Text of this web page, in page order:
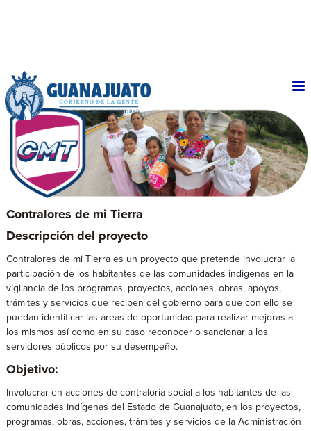
Contralores de mi Tierra
Descripción del proyecto
Contralores de mi Tierra es un proyecto que pretende involucrar la
participación de los habitantes de las comunidades indígenas en la
vigilancia de los programas, proyectos, acciones, obras, apoyos,
trámites y servicios que reciben del gobierno para que con ello se
puedan identificar las áreas de oportunidad para realizar mejoras a
los mismos así como en su caso reconocer o sancionar a los
servidores públicos por su desempeño.
Objetivo:
Involucrar en acciones de contraloría social a los habitantes de las
comunidades indígenas del Estado de Guanajuato, en los proyectos,
programas, obras, acciones, trámites y servicios de la Administración